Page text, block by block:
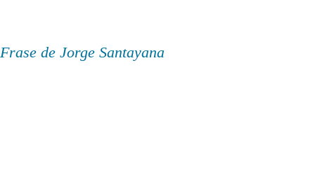
Frase de Jorge Santayana